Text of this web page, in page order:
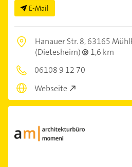
E-Mail
Hanauer Str. 8,63165
(Dietesheim)
1,6 km
06108 9 12 70
Webseite